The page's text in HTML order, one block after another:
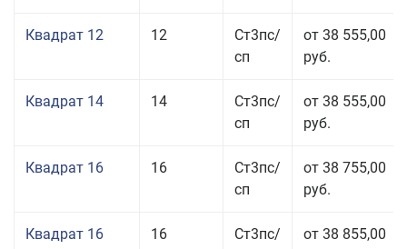
Квадрат 12 12
Ст3пс/
сп
от 38 555,00
руб.
Квадрат 14 14
Ст3пс/
сп
от 38 555,00
руб.
Квадрат 16 16
Ст3пс/
сп
от 38 755,00
руб.
Квадрат 16 16
Ст3пс/
от 38 855,00